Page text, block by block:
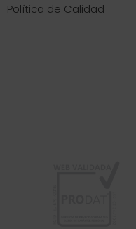
Política de Calidad